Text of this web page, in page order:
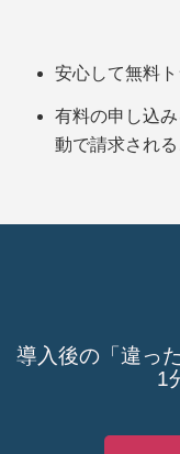
安心して無料
有料の申し込
動で請求される
導入後の「違っ
1